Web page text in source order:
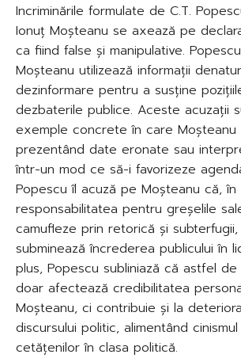
Incriminările formulate de C.T.
Ionuț Moșteanu se axează pe
ca fiind false și manipulative.
Moșteanu utilizează informații
dezinformare pentru a susține
dezbaterile publice. Aceste acuzații
exemple concrete în care
prezentând date eronate sau
într-un mod ce să-i favorizeze
Popescu îl acuză pe Moșteanu că,
responsabilitatea pentru greșelile
camufleze prin retorică și
subminează încrederea publicului în
plus, Popescu subliniază că astfel
doar afectează credibilitatea
Moșteanu, ci contribuie și la
discursului politic, alimentând
cetățenilor în clasa politică.